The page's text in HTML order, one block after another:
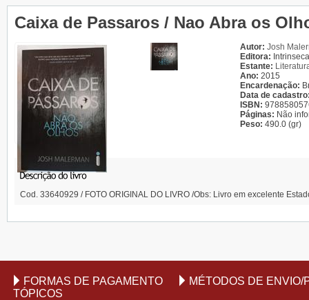
Caixa de Passaros / Nao Abra os
Autor: Josh
Editora: Intrinseca
Estante:
Ano: 2015
Encardenação:
Data de
ISBN:
Páginas: Não
Peso: 490.0 (gr)
Cod. 33640929 / FOTO ORIGINAL DO LIVRO /Obs: Livro em excelente
FORMAS DE PAGAMENTO
MÉTODOS DE
TÓPICOS